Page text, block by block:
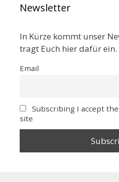
Newsletter
In Kürze kommt unser
tragt Euch hier dafür ein.
Email
Subscribing I accept
site